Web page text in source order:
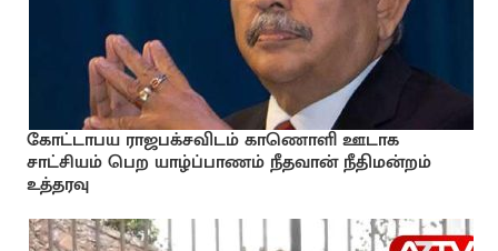
கோட்டாபய ராஜபக்சவிடம் காணொளி ஊடாக
சாட்சியம் பெற யாழ்ப்பாணம் நீதவான் நீதிமன்றம்
உத்தரவு